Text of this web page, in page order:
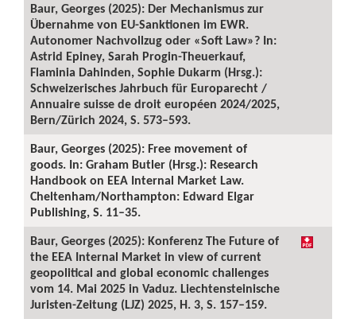
Baur, Georges (2025): Der Mechanismus zur
Übernahme von EU-Sanktionen im EWR.
Autonomer Nachvollzug oder «Soft Law»? In:
Astrid Epiney, Sarah Progin-Theuerkauf,
Flaminia Dahinden, Sophie Dukarm (Hrsg.):
Schweizerisches Jahrbuch für Europarecht /
Annuaire suisse de droit européen 2024/2025,
Bern/Zürich 2024, S. 573–593.
Baur, Georges (2025): Free movement of
goods. In: Graham Butler (Hrsg.): Research
Handbook on EEA Internal Market Law.
Cheltenham/Northampton: Edward Elgar
Publishing, S. 11–35.
Baur, Georges (2025): Konferenz The Future of
the EEA Internal Market in view of current
geopolitical and global economic challenges
vom 14. Mai 2025 in Vaduz. Liechtensteinische
Juristen-Zeitung (LJZ) 2025, H. 3, S. 157–159.